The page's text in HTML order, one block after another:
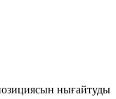
позициясын нығайтуды